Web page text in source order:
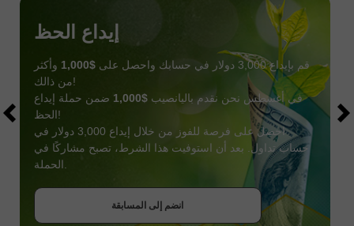
انضم إلى المسابقة
إيداع الحظ
قم بإيداع 3,000 دولار في حسابك واحصل على $1,000
وأكثر
من ذالك!
في أغسطس نحن نقدم باليانصيب $1,000
ضمن حملة إيداع
الحظ!
احصل على فرصة للفوز من خلال إيداع 3,000 دولار في
حساب تداول. بعد أن استوفيت هذا الشرط، تصبح مشاركًا في
انضم إلى المسابقة
احصل على بونص